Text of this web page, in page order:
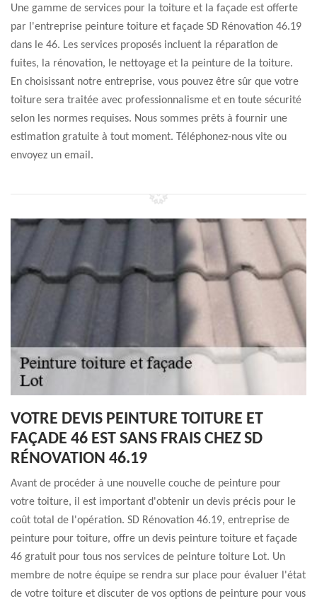
Une gamme de services pour la toiture et la façade est offerte
par l'entreprise peinture toiture et façade SD Rénovation 46.19
dans le 46. Les services proposés incluent la réparation de
fuites, la rénovation, le nettoyage et la peinture de la toiture.
En choisissant notre entreprise, vous pouvez être sûr que votre
toiture sera traitée avec professionnalisme et en toute sécurité
selon les normes requises. Nous sommes prêts à fournir une
estimation gratuite à tout moment. Téléphonez-nous vite ou
envoyez un email.
VOTRE DEVIS PEINTURE TOITURE ET
FAÇADE 46 EST SANS FRAIS CHEZ SD
RÉNOVATION 46.19
Avant de procéder à une nouvelle couche de peinture pour
votre toiture, il est important d'obtenir un devis précis pour le
coût total de l'opération. SD Rénovation 46.19, entreprise de
peinture pour toiture, offre un devis peinture toiture et façade
46 gratuit pour tous nos services de peinture toiture Lot. Un
membre de notre équipe se rendra sur place pour évaluer l'état
de votre toiture et discuter de vos options de peinture pour vous